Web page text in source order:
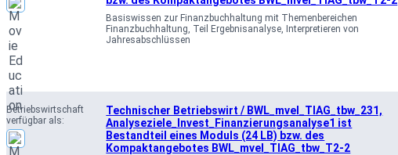
Basiswissen zur Finanzbuchhaltung mit Themenbereichen
Finanzbuchhaltung, Teil Ergebnisanalyse, Interpretieren von
Jahresabschlüssen
Betriebswirtschaft
verfügbar als:
Technischer Betriebswirt / BWL_mvel_TIAG_tbw_231,
Analyseziele_Invest_Finanzierungsanalyse1 ist
Bestandteil eines Moduls (24 LB) bzw. des
Kompaktangebotes BWL_mvel_TIAG_tbw_T2-2